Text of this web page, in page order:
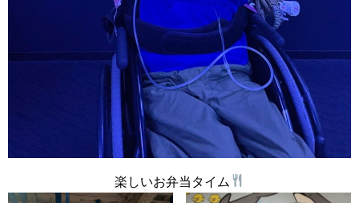
楽しいお弁当タイム